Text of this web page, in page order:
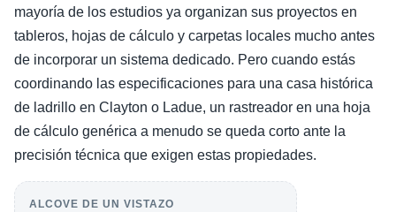
mayoría de los estudios ya organizan sus proyectos en
tableros, hojas de cálculo y carpetas locales mucho antes
de incorporar un sistema dedicado. Pero cuando estás
coordinando las especificaciones para una casa histórica
de ladrillo en Clayton o Ladue, un rastreador en una hoja
de cálculo genérica a menudo se queda corto ante la
precisión técnica que exigen estas propiedades.
ALCOVE DE UN VISTAZO